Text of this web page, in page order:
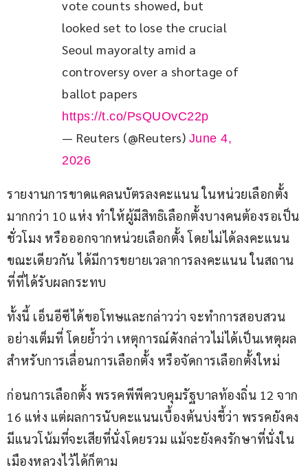
vote counts showed, but
‌looked set to lose the crucial
Seoul mayoralty amid a
controversy over a shortage of
ballot papers
https://t.co/PsQUOvC22p
— Reuters (@Reuters) June 4,
2026
รายงานการขาดแคลนบัตรลงคะแนน ในหน่วยเลือกตั้ง
มากกว่า 10 แห่ง ทำให้ผู้มีสิทธิเลือกตั้งบางคนต้องรอเป็น
ชั่วโมง หรือออกจากหน่วยเลือกตั้ง โดยไม่ได้ลงคะแนน
ขณะเดียวกัน ได้มีการขยายเวลาการลงคะแนน ในสถาน
ที่ที่ได้รับผลกระทบ
ทั้งนี้ เอ็นอีซีได้ขอโทษและกล่าวว่า จะทำการสอบสวน
อย่างเต็มที่ โดยย้ำว่า เหตุการณ์ดังกล่าวไม่ได้เป็นเหตุผล
สำหรับการเลื่อนการเลือกตั้ง หรือจัดการเลือกตั้งใหม่
ก่อนการเลือกตั้ง พรรคพีพีควบคุมรัฐบาลท้องถิ่น 12 จาก
16 แห่ง แต่ผลการนับคะแนนเบื้องต้นบ่งชี้ว่า พรรคยังคง
มีแนวโน้มที่จะเสียที่นั่งโดยรวม แม้จะยังคงรักษาที่นั่งใน
เมืองหลวงไว้ได้ก็ตาม